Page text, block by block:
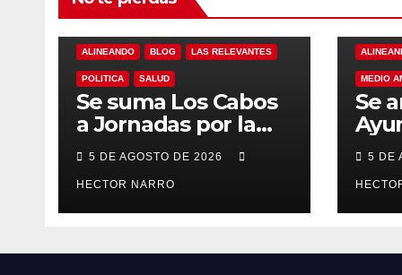
ALINEANDO BLOG LAS RELEVANTES
POLITICA SALUD
Se suma Los Cabos
a Jornadas por la
Paz con
capacitación en
primeros auxilios
para jóvenes
5 DE AGOSTO DE 2026
HECTOR NARRO
MEDIO
Se
Los
5 DE